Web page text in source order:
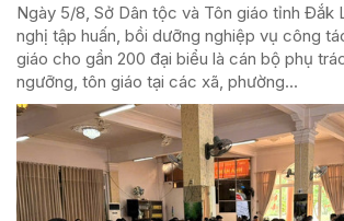
Ngày 5/8, Sở Dân tộc và Tôn giáo tỉnh Đắk
nghị tập huấn, bồi dưỡng nghiệp vụ công
giáo cho gần 200 đại biểu là cán bộ phụ
ngưỡng, tôn giáo tại các xã, phường...